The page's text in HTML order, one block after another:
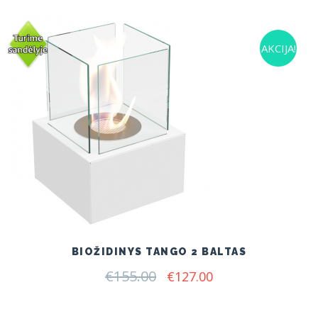
AKCIJA!
BIOŽIDINYS TANGO 2 BALTAS
€155.00 Original
€127.00Current